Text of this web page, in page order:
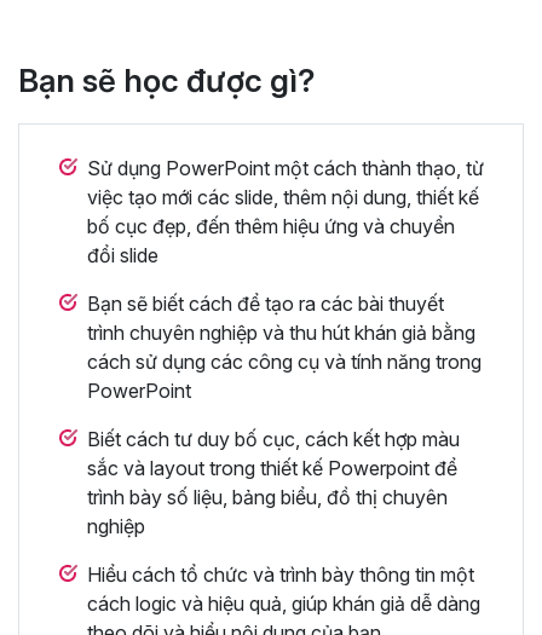
Bạn sẽ học được gì?
Sử dụng PowerPoint một cách thành thạo, từ
việc tạo mới các slide, thêm nội dung, thiết kế
bố cục đẹp, đến thêm hiệu ứng và chuyển
đổi slide
Bạn sẽ biết cách để tạo ra các bài thuyết
trình chuyên nghiệp và thu hút khán giả bằng
cách sử dụng các công cụ và tính năng trong
PowerPoint
Biết cách tư duy bố cục, cách kết hợp màu
sắc và layout trong thiết kế Powerpoint để
trình bày số liệu, bảng biểu, đồ thị chuyên
nghiệp
Hiểu cách tổ chức và trình bày thông tin một
cách logic và hiệu quả, giúp khán giả dễ dàng